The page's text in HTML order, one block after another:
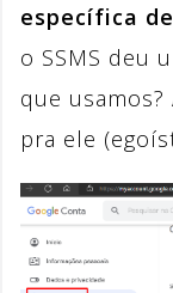
específica
o SSMS deu
que
pra ele